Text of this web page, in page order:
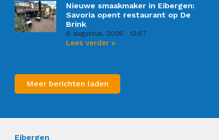
Nieuwe smaakmaker in Eibergen:
Savoria opent restaurant op De
Brink
6 augustus, 2026 12:57
Lees verder »
Meer berichten laden
Eibergen